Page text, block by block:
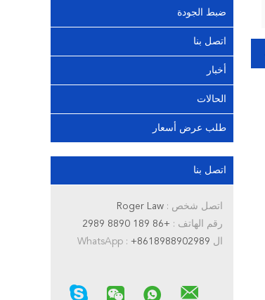
ضبط الجودة
اتصل بنا
أخبار
الحالات
طلب عرض أسعار
اتصل بنا
اتصل شخص :
رقم الهاتف : +86 189 8890 2989
ال WhatsApp : +8618988902989